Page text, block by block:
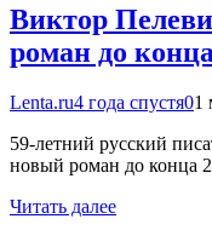
Виктор
роман до
Lenta.ru4 года спустя01
59-летний русский
новый роман до конца
Читать далее